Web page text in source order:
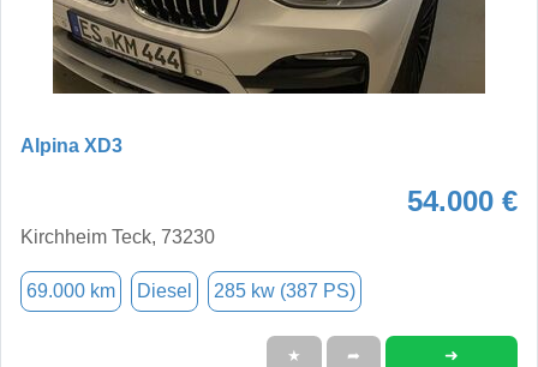
Alpina XD3
54.000 €
Kirchheim Teck, 73230
69.000 km Diesel 285 kw (387 PS)
★ ➦ ➜